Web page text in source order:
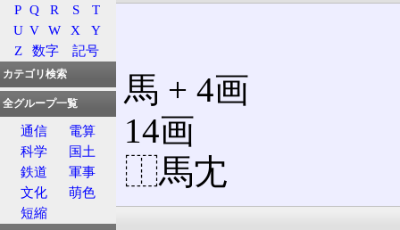
部首: 馬 + 4画
総画: 14画
解字: ⿰馬冘
意義
P Q R S
T
U V W X
Y
Z
数字 記号
カテゴリ検索
全グループ一覧
通信
電算
科学
国土
鉄道
軍事
文化
萌色
短縮